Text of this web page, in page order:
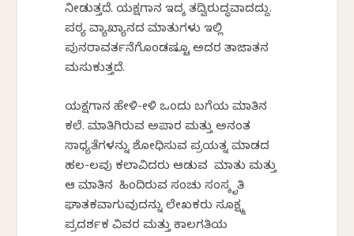
ನೀಡುತ್ತದೆ. ಯಕ್ಷಗಾನ ಇದಕ್ಕೆ ತದ್ವಿರುದ್ಧವಾದದ್ದು.
ಪಠ್ಯ ವ್ಯಾಖ್ಯಾನದ ಮಾತುಗಳು ಇಲ್ಲಿ
ಪುನರಾವರ್ತನೆಗೊಂಡಷ್ಟೂ ಅದರ ತಾಜಾತನ
ಮಸುಕುತ್ತದೆ.
ಯಕ್ಷಗಾನ ಹೇಳಿ-ಕೇಳಿ ಒಂದು ಬಗೆಯ ಮಾತಿನ
ಕಲೆ. ಮಾತಿಗಿರುವ ಅಪಾರ ಮತ್ತು ಅನಂತ
ಸಾಧ್ಯತೆಗಳನ್ನು ಶೋಧಿಸುವ ಪ್ರಯತ್ನ ಮಾಡದ
ಹಲ-ಕೆಲವು ಕಲಾವಿದರು ಆಡುವ ಮಾತು ಮತ್ತು
ಆ ಮಾತಿನ ಹಿಂದಿರುವ ಸಂಚು ಸಂಸ್ಕೃತಿ
ಘಾತಕವಾಗುವುದನ್ನು ಲೇಖಕರು ಸೂಕ್ಷ್ಮ
ಪ್ರದರ್ಶಕ ವಿವರ ಮತ್ತು ಕಾಲಗತಿಯ